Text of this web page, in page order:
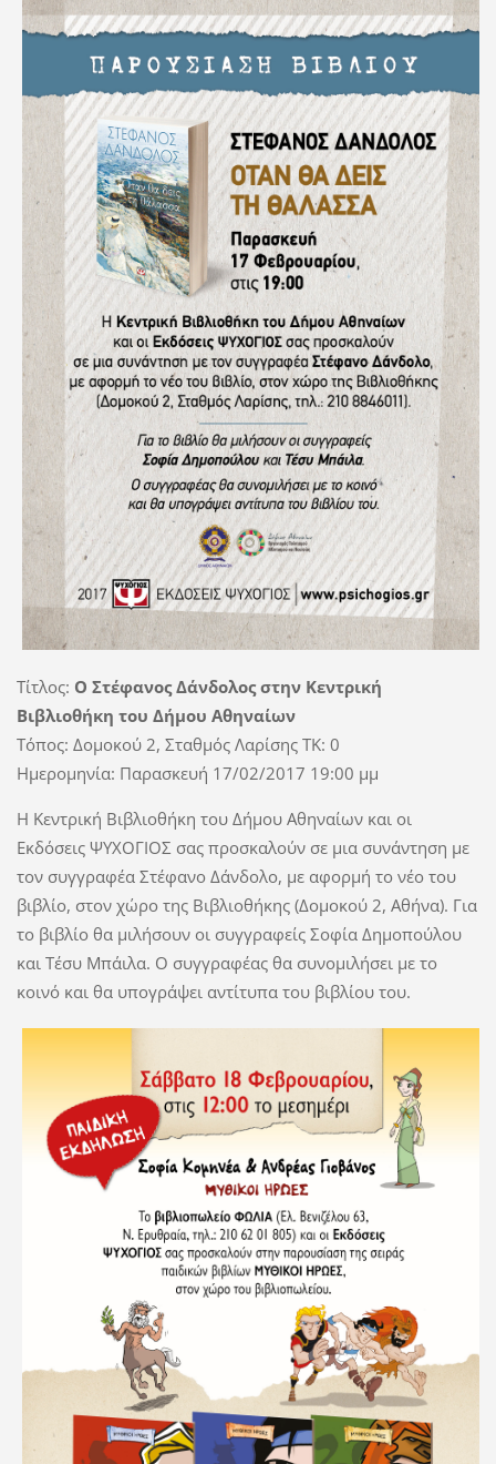
Τίτλος: Ο Στέφανος Δάνδολος στην Κεντρική
Βιβλιοθήκη του Δήμου Αθηναίων
Τόπος: Δομοκού 2, Σταθμός Λαρίσης TK: 0
Ημερομηνία: Παρασκευή 17/02/2017 19:00 μμ
Η Κεντρική Βιβλιοθήκη του Δήμου Αθηναίων και οι
Εκδόσεις ΨΥΧΟΓΙΟΣ σας προσκαλούν σε μια συνάντηση με
τον συγγραφέα Στέφανο Δάνδολο, με αφορμή το νέο του
βιβλίο, στον χώρο της Βιβλιοθήκης (Δομοκού 2, Αθήνα). Για
το βιβλίο θα μιλήσουν οι συγγραφείς Σοφία Δημοπούλου
και Τέσυ Μπάιλα. Ο συγγραφέας θα συνομιλήσει με το
κοινό και θα υπογράψει αντίτυπα του βιβλίου του.